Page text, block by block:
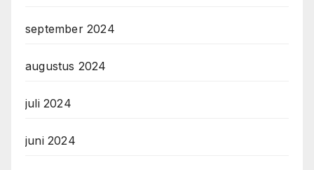
september 2024
augustus 2024
juli 2024
juni 2024